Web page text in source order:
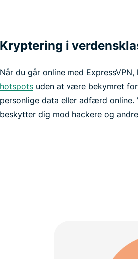
Kryptering i
Når du går online med
hotspotsuden at være bekymret
personlige data eller adfærd online.
beskytter dig mod hackere og